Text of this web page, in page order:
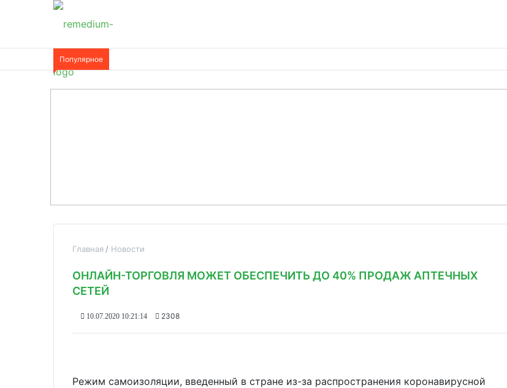
Популярное
Главная Новости
ОНЛАЙН-ТОРГОВЛЯ МОЖЕТ ОБЕСПЕЧИТЬ ДО 40% ПРОДАЖ АПТЕЧНЫХ
СЕТЕЙ
10.07.2020 10:21:14 2308
Режим самоизоляции, введенный в стране из-за распространения коронавирусной